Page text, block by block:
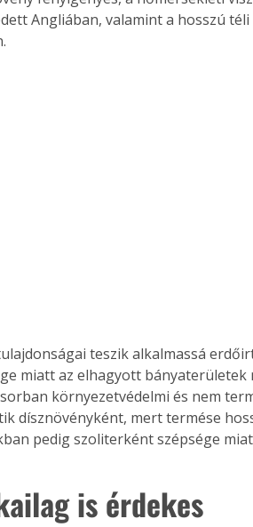
Angliában, valamint a hosszú
teszik alkalmassá
miatt az elhagyott
környezetvédelmi és nem
dísznövényként, mert termése
pedig szoliterként szépsége
is érdekes